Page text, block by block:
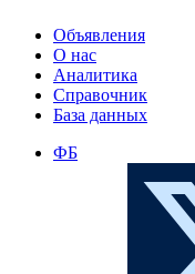
Объявления
О нас
Аналитика
Справочник
База данных
ФБ